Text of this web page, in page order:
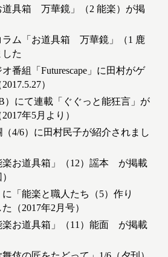
道具箱 万華鏡」（2 能楽）が掲
ラム「お道具箱 万華鏡」（1 鹿
た
番組「Futurescape」に田村がゲ
）
）にて連載「ぐぐっと能狂言」が
年5月より）
4/6）に田村民子が紹介されまし
楽お道具箱」（12）謡本 が掲載
「能楽と職人たち（5）作り
（2017年2月号）
楽お道具箱」（11）能面 が掲載